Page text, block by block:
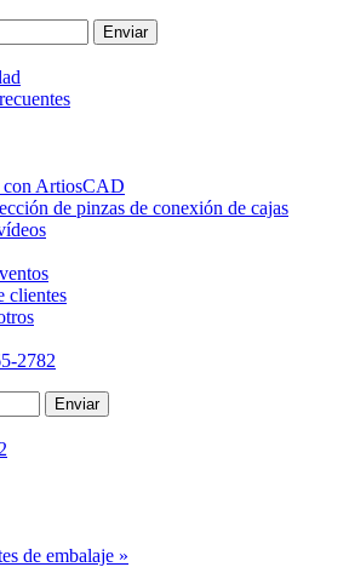
Enviar
con ArtiosCAD
de pinzas de conexión de cajas
clientes
2782
Enviar
de embalaje »